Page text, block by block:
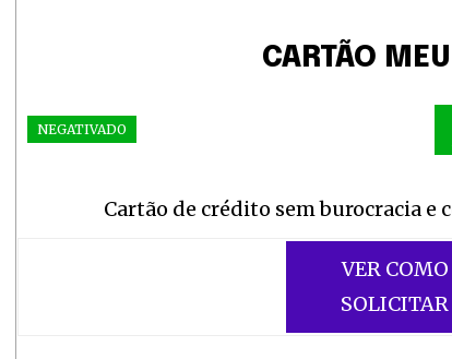
Join our community of
SUBSCRIBERS and be part
CARTÃO
NEGATIVADO
Cartão de crédito sem burocracia e
VER COMO
SOLICITAR